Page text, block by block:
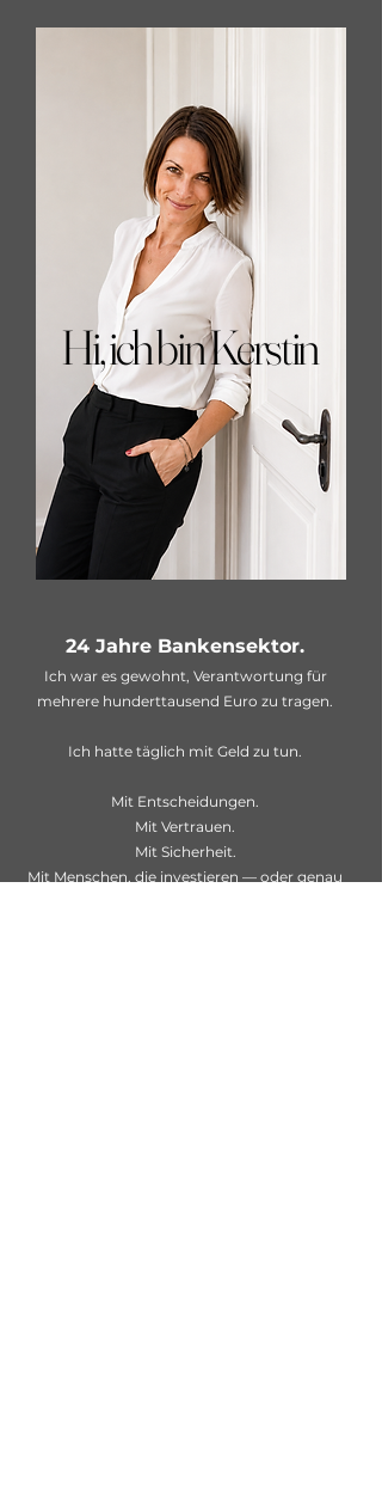
Hi, ich bin Kerstin
Hi, ich bin Kerstin
24 Jahre Bankensektor.
Ich war es gewohnt, Verantwortung für
mehrere hunderttausend Euro zu tragen.
Ich hatte täglich mit Geld zu tun.
Mit Entscheidungen.
Mit Vertrauen.
Mit Sicherheit.
Mit Menschen, die investieren — oder genau